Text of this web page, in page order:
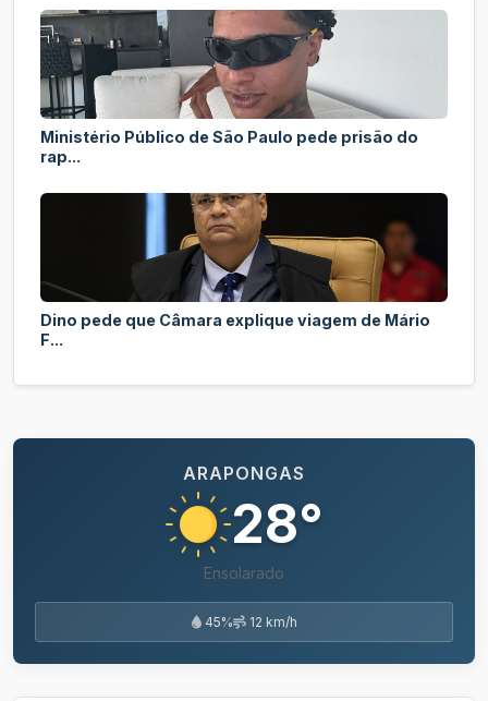
Ministério Público de São Paulo pede prisão do
rap...
Dino pede que Câmara explique viagem de Mário
F...
ARAPONGAS
28°
Ensolarado
45% 12 km/h